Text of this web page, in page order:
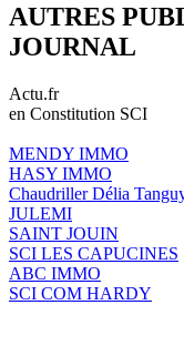
AUTRES
JOURNAL
Actu.fr
en Constitution SCI
MENDY IMMO
HASY IMMO
Chaudriller Délia
JULEMI
SAINT JOUIN
SCI LES CAPUCINES
ABC IMMO
SCI COM HARDY